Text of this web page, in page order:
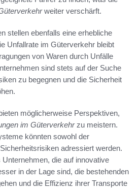
weiter verschärft.
stellen ebenfalls eine erhebliche
Unfallrate im Güterverkehr bleibt
von Waren durch Unfälle
sind stets auf der Suche
zu begegnen und die Sicherheit
möglicherweise Perspektiven,
im Güterverkehrzu meistern.
könnten sowohl der
adressiert werden.
die auf innovative
in der Lage sind, die bestehenden
und die Effizienz ihrer Transporte